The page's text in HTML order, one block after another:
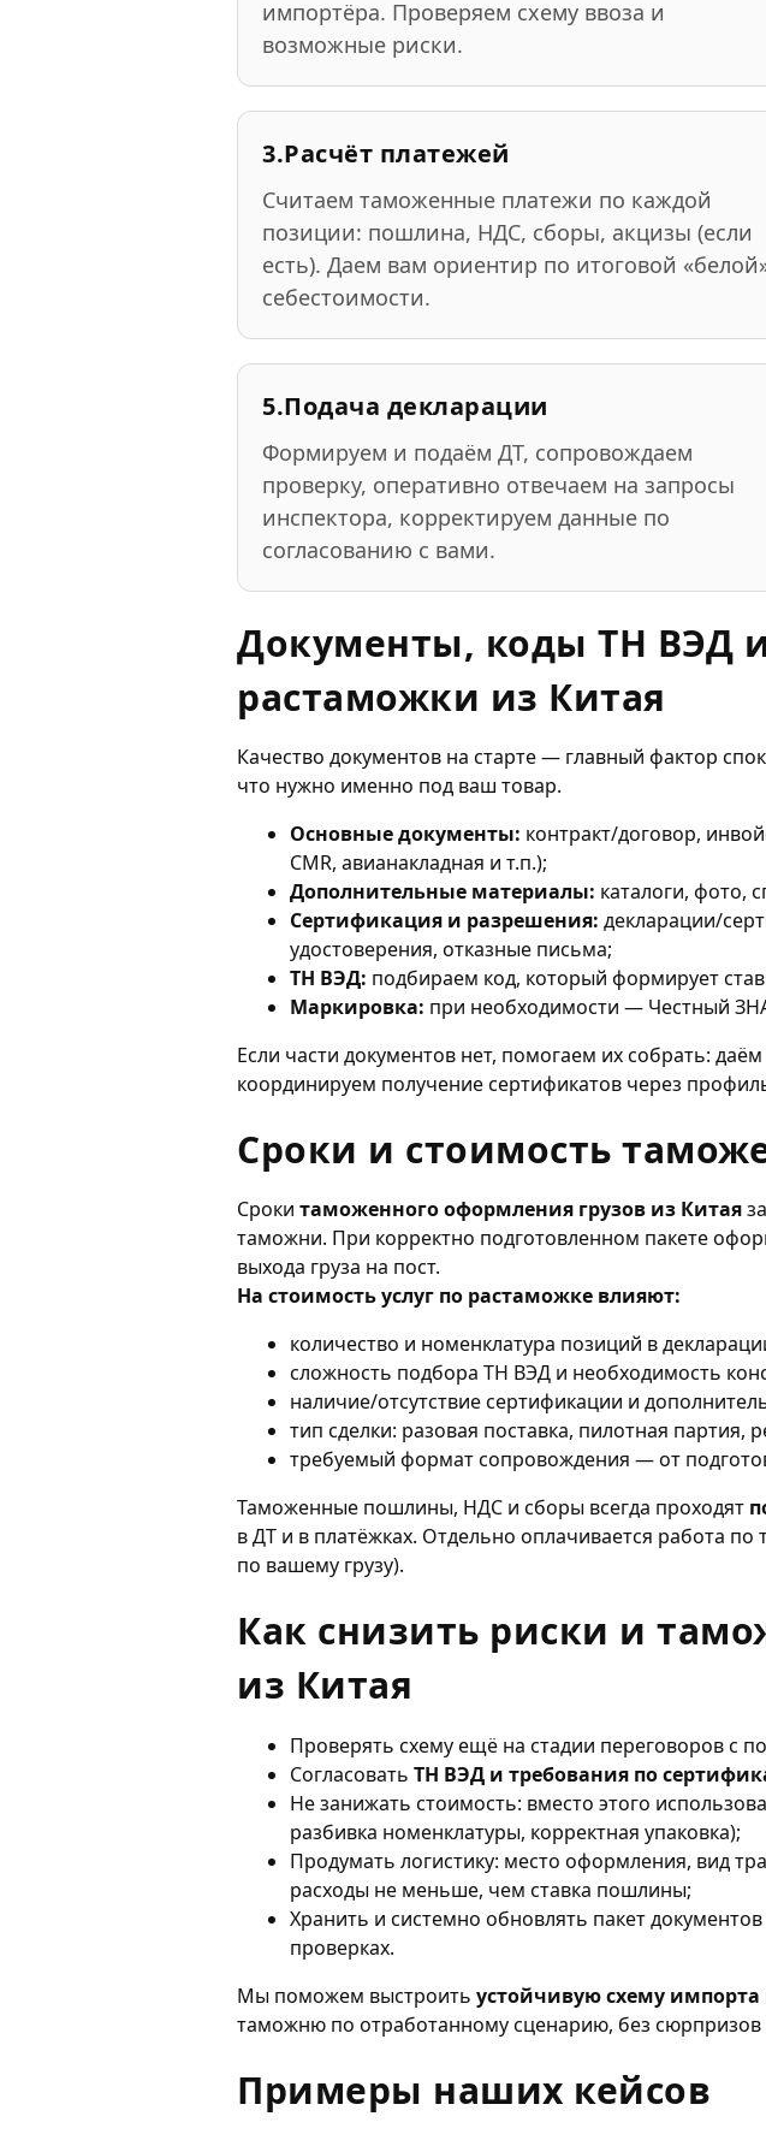
импортёра. Проверяем схему ввоза и
возможные риски.
3.Расчёт платежей
Считаем таможенные платежи по каждой
позиции: пошлина, НДС, сборы, акцизы (если
есть). Даем вам ориентир по итоговой
себестоимости.
5.Подача декларации
Формируем и подаём ДТ, сопровождаем
проверку, оперативно отвечаем на запросы
инспектора, корректируем данные по
согласованию с вами.
Документы, коды ТН ВЭД
растаможки из Китая
Качество документов на старте — главный фактор
что нужно именно под ваш товар.
Основные документы: контракт/договор,
CMR, авианакладная и т.п.);
Дополнительные материалы: каталоги, фото,
Сертификация и разрешения: декларации/
удостоверения, отказные письма;
ТН ВЭД: подбираем код, который формирует
Маркировка: при необходимости — Честный
Если части документов нет, помогаем их собрать:
координируем получение сертификатов через
Сроки и стоимость
Сроки таможенного оформления грузов из Китая
таможни. При корректно подготовленном пакете
выхода груза на пост.
На стоимость услуг по растаможке влияют:
количество и номенклатура позиций в
сложность подбора ТН ВЭД и необходимость
наличие/отсутствие сертификации и
тип сделки: разовая поставка, пилотная партия,
требуемый формат сопровождения — от
Таможенные пошлины, НДС и сборы всегда проходят
в ДТ и в платёжках. Отдельно оплачивается работа
по вашему грузу).
Как снизить риски и
из Китая
Проверять схему ещё на стадии переговоров с
Согласовать ТН ВЭД и требования по
Не занижать стоимость: вместо этого
разбивка номенклатуры, корректная упаковка);
Продумать логистику: место оформления, вид
расходы не меньше, чем ставка пошлины;
Хранить и системно обновлять пакет
проверках.
Мы поможем выстроить устойчивую схему импорта
таможню по отработанному сценарию, без сюрпризов
Примеры наших кейсов